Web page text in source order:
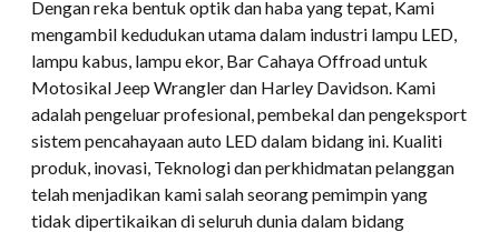
Dengan reka bentuk optik dan haba yang tepat, Kami
mengambil kedudukan utama dalam industri lampu LED,
lampu kabus, lampu ekor, Bar Cahaya Offroad untuk
Motosikal Jeep Wrangler dan Harley Davidson. Kami
adalah pengeluar profesional, pembekal dan pengeksport
sistem pencahayaan auto LED dalam bidang ini. Kualiti
produk, inovasi, Teknologi dan perkhidmatan pelanggan
telah menjadikan kami salah seorang pemimpin yang
tidak dipertikaikan di seluruh dunia dalam bidang